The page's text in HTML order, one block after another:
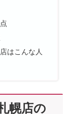
はこんな人
幌店の